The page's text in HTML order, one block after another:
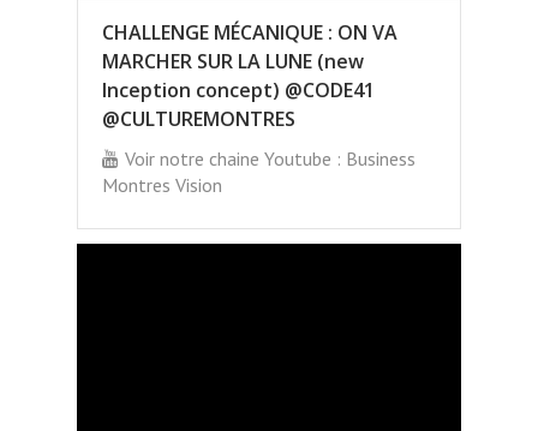
CHALLENGE MÉCANIQUE : ON VA
MARCHER SUR LA LUNE (new
Inception concept) @CODE41
@CULTUREMONTRES
Voir notre chaine Youtube : Business
Montres Vision